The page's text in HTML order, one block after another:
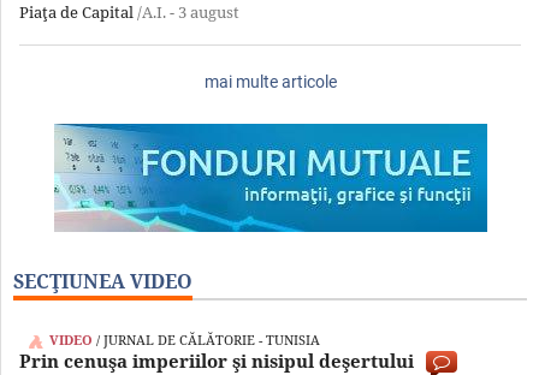
Piaţa de Capital/A.I. - 3 august
mai multe articole
SECŢIUNEA VIDEO
VIDEO / JURNAL DE CĂLĂTORIE - TUNISIA
Prin cenuşa imperiilor şi nisipul deşertului